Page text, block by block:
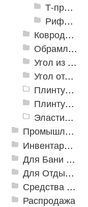
Т-профиль
Рифленые алюминиевые листы и углы квинтет
Ковродержатели
Обрамление
Угол из ПВХ
Угол отделочный арочный
Плинтус для столешниц
Плинтусы «KronPlast»
Эластичный напольно-стыковочный профиль Cezar
Промышленный текстиль
Инвентарь для клининга
Для Бани и Сауны
Для Отдыха и Пикника
Средства от насекомых и садовых вредителей
Распродажа